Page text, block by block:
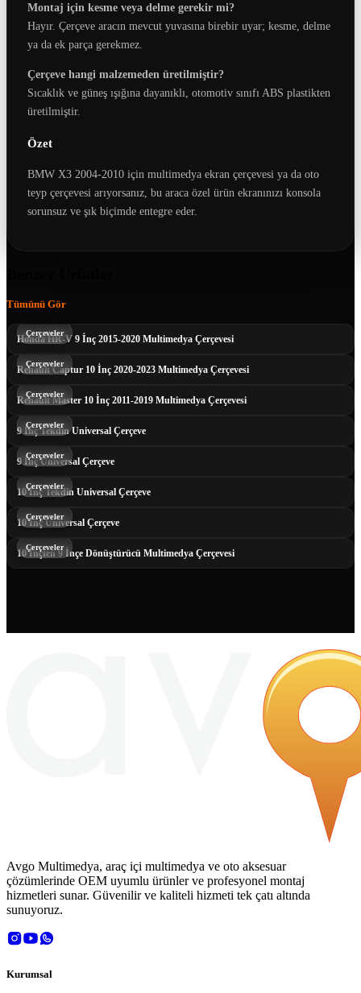
Montaj için kesme veya delme gerekir mi?
Hayır. Çerçeve aracın mevcut yuvasına birebir uyar; kesme, delme
ya da ek parça gerekmez.
Çerçeve hangi malzemeden üretilmiştir?
Sıcaklık ve güneş ışığına dayanıklı, otomotiv sınıfı ABS plastikten
üretilmiştir.
Özet
BMW X3 2004-2010 için multimedya ekran çerçevesi ya da oto
teyp çerçevesi arıyorsanız, bu araca özel ürün ekranınızı konsola
sorunsuz ve şık biçimde entegre eder.
Tümünü Gör
Honda HR-V 9 İnç 2015-2020 Multimedya Çerçevesi
Çerçeveler
Renault Captur 10 İnç 2020-2023 Multimedya Çerçevesi
Çerçeveler
Renault Master 10 İnç 2011-2019 Multimedya Çerçevesi
Çerçeveler
9 İnç Tekdin Universal Çerçeve
Çerçeveler
9 İnç Universal Çerçeve
Çerçeveler
10 İnç Tekdin Universal Çerçeve
Çerçeveler
10 İnç Universal Çerçeve
Çerçeveler
10 İnçten 9 İnçe Dönüştürücü Multimedya Çerçevesi
Çerçeveler
Avgo Multimedya, araç içi multimedya ve oto aksesuar
çözümlerinde OEM uyumlu ürünler ve profesyonel montaj
hizmetleri sunar. Güvenilir ve kaliteli hizmeti tek çatı altında
sunuyoruz.
Kurumsal